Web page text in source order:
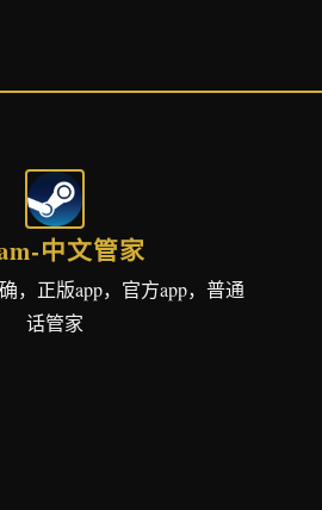
中文管家
，正版app，官方app，普通
话管家